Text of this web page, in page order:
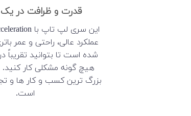
قدرت و ظرافت در
عملکرد عالی، راحتی و عمر
شده است تا بتوانید تقریباً
هیچ گونه مشکلی کار کنید.
بزرگ ترین کسب و کار ها و
است.